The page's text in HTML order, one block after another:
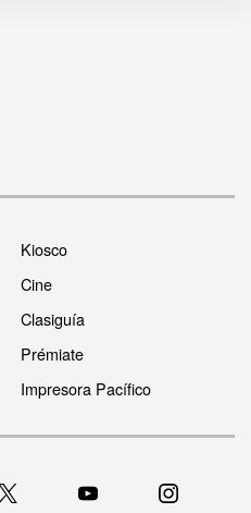
Kiosco
Cine
Clasiguía
Prémiate
Impresora Pacífico